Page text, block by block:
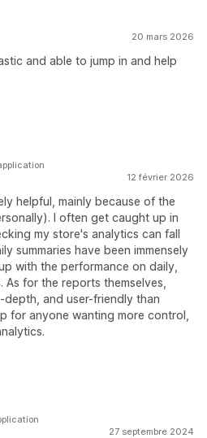
20 mars 2026
and able to jump in and help
12 février 2026
helpful, mainly because of the
I often get caught up in
my store's analytics can fall
summaries have been immensely
with the performance on daily,
for the reports themselves,
and user-friendly than
for anyone wanting more control,
27 septembre 2024